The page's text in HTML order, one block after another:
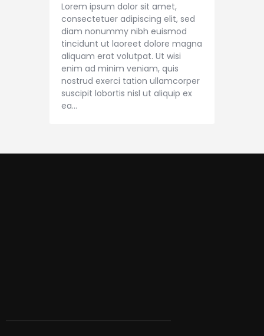
Lorem ipsum dolor sit amet,
consectetuer adipiscing elit, sed
diam nonummy nibh euismod
tincidunt ut laoreet dolore magna
aliquam erat volutpat. Ut wisi
enim ad minim veniam, quis
nostrud exerci tation ullamcorper
suscipit lobortis nisl ut aliquip ex
ea…